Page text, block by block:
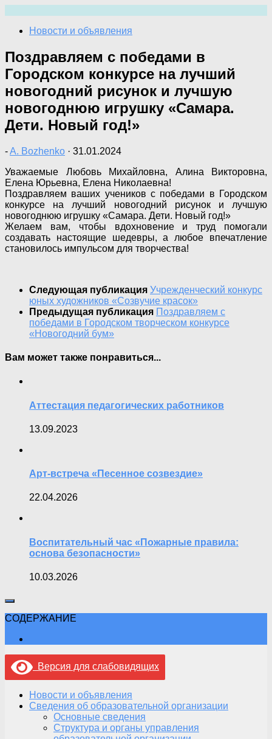
содержимому
Новости и объявления
Поздравляем с победами в
Городском конкурсе на лучший
новогодний рисунок и лучшую
новогоднюю игрушку «Самара.
Дети. Новый год!»
-A. Bozhenko · 31.01.2024
Уважаемые Любовь Михайловна, Алина Викторовна,
Елена Юрьевна, Елена Николаевна!
Поздравляем ваших учеников с победами в Городском
конкурсе на лучший новогодний рисунок и лучшую
новогоднюю игрушку «Самара. Дети. Новый год!»
Желаем вам, чтобы вдохновение и труд помогали
создавать настоящие шедевры, а любое впечатление
становилось импульсом для творчества!
Следующая публикация Учрежденческий конкурс
юных художников «Созвучие красок»
Предыдущая публикация Поздравляем с
победами в Городском творческом конкурсе
«Новогодний бум»
Вам может также понравиться...
Аттестация педагогических работников
13.09.2023
Арт-встреча «Песенное созвездие»
22.04.2026
Воспитательный час «Пожарные правила:
основа безопасности»
10.03.2026
СОДЕРЖАНИЕ
Версия для слабовидящих
Новости и объявления
Сведения об образовательной организации
Основные сведения
Структура и органы управления